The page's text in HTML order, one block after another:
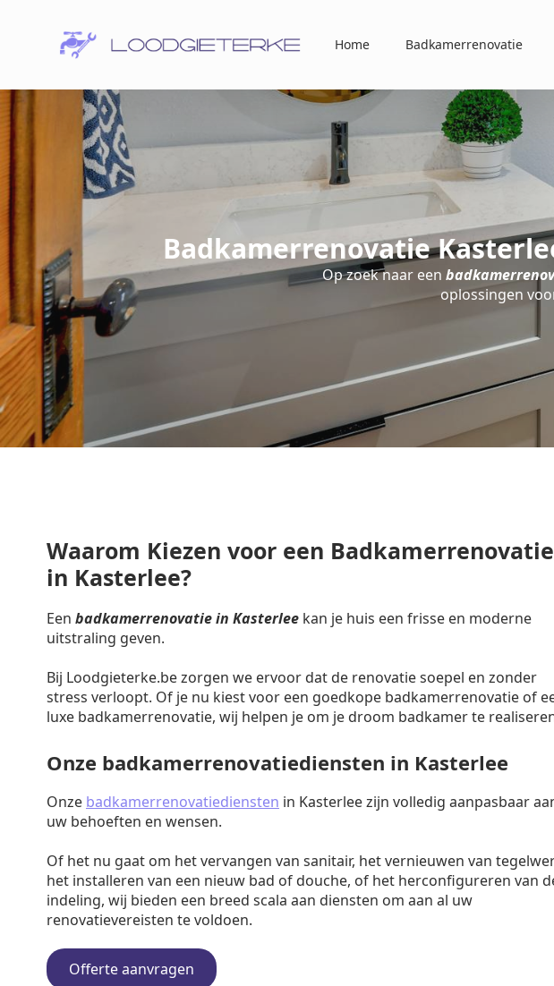
Home Badkamerrenovatie
Badkamerrenovatie
Op zoek naar een
oplossingen
Waarom Kiezen voor een Badkamerrenovatie
in Kasterlee?
Een badkamerrenovatie in Kasterlee kan je huis een frisse en moderne
uitstraling geven.
Bij Loodgieterke.be zorgen we ervoor dat de renovatie soepel en zonder
stress verloopt. Of je nu kiest voor een goedkope badkamerrenovatie of
luxe badkamerrenovatie, wij helpen je om je droom badkamer te
Onze badkamerrenovatiediensten in Kasterlee
Onze badkamerrenovatiediensten in Kasterlee zijn volledig aanpasbaar
uw behoeften en wensen.
Of het nu gaat om het vervangen van sanitair, het vernieuwen van
het installeren van een nieuw bad of douche, of het herconfigureren van
indeling, wij bieden een breed scala aan diensten om aan al uw
renovatievereisten te voldoen.
Offerte aanvragen